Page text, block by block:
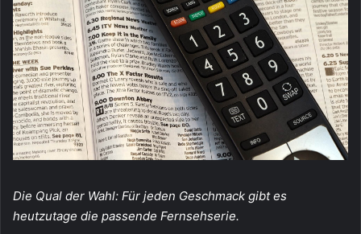
Die Qual der Wahl: Für jeden Geschmack gibt es
heutzutage die passende Fernsehserie.